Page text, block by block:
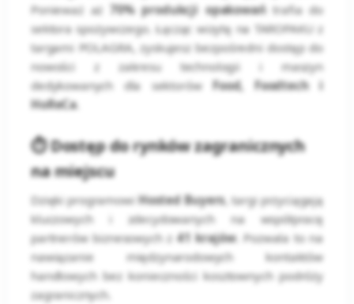
Ponieważ aż
70% produkcji opakowańtrafia do
sektora spożywczego. Łącząc wizytę na TAROPAKU z
targami POLAGRA, zyskujesz bezpośredni dostęp do
nowości z zakresu technologii i maszyn
dedykowanych dla sektorów Food, Foodtech i
HoReCa.
⏱️ Dostęp do rynków zagranicznych
na miejscu
Dzięki programowiHosted Buyers, targi przyciągają
kluczowych i zdecydowanych na współpracę
partnerów biznesowych z41 krajów. Pozwala to na
nawiązanie międzynarodowych kontaktów
handlowych bez konieczności kosztownych podróży
zagranicznych.